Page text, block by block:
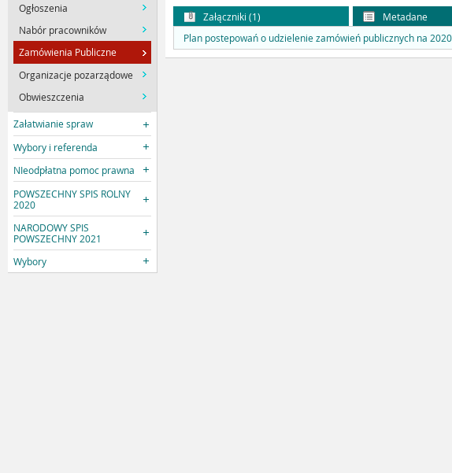
Ogłoszenia
Nabór pracowników
Zamówienia Publiczne
Organizacje pozarządowe
Obwieszczenia
Załatwianie spraw
Wybory i referenda
NIeodpłatna pomoc prawna
POWSZECHNY SPIS ROLNY
2020
NARODOWY SPIS
POWSZECHNY 2021
Wybory
Załączniki (1) Metadane
Plan postepowań o udzielenie zamówień publicznych na